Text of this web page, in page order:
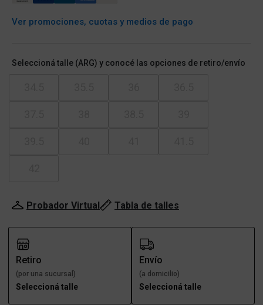
Ver promociones, cuotas y medios de pago
Seleccioná talle (ARG) y conocé las opciones de retiro/envío
Probador Virtual Tabla de talles
Retiro
(por una sucursal)
Seleccioná talle
Envío
(a domicilio)
Seleccioná talle